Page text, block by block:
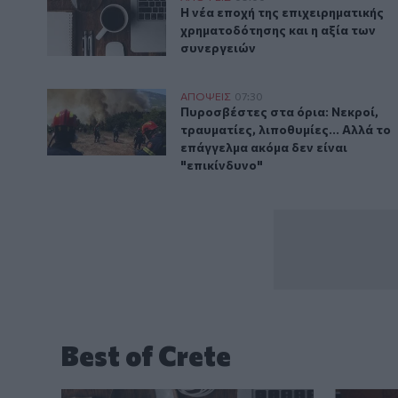
Η νέα εποχή της
Η νέα εποχή της επιχειρηματικής
χρηματοδότησης και η αξία των
συνεργειών
Πυροσβέστες στα όρια: Νεκροί, τραυματίες,
ΑΠΟΨΕΙΣ 07:30
Πυροσβέστες στα όρια: Νεκροί,
Πυροσβέστες στα όρια: Νεκροί,
τραυματίες, λιποθυμίες... Αλλά το
επάγγελμα ακόμα δεν είναι
"επικίνδυνο"
Best of Crete